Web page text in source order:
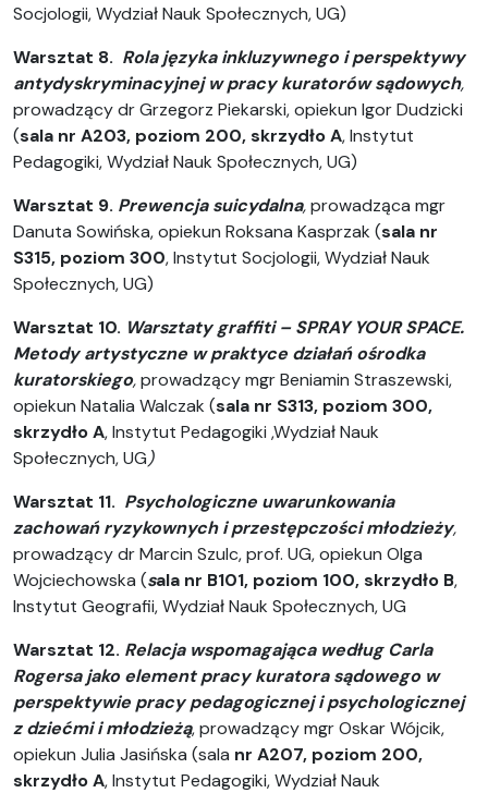
Socjologii, Wydział Nauk Społecznych, UG)
Warsztat 8. Rola języka inkluzywnego i perspektywy
antydyskryminacyjnej w pracy kuratorów sądowych,
prowadzący dr Grzegorz Piekarski, opiekun Igor Dudzicki
(sala nr A203, poziom 200, skrzydło A, Instytut
Pedagogiki, Wydział Nauk Społecznych, UG)
Warsztat 9. Prewencja suicydalna,prowadząca mgr
Danuta Sowińska, opiekun Roksana Kasprzak (sala nr
S315, poziom 300, Instytut Socjologii, Wydział Nauk
Społecznych, UG)
Warsztat 10. Warsztaty graffiti – SPRAY YOUR SPACE.
Metody artystyczne w praktyce działań ośrodka
kuratorskiego,prowadzący mgr Beniamin Straszewski,
opiekun Natalia Walczak (sala nr S313, poziom 300,
skrzydło A, Instytut Pedagogiki ,Wydział Nauk
Społecznych, UG)
Warsztat 11. Psychologiczne uwarunkowania
zachowań ryzykownych i przestępczości młodzieży,
prowadzący dr Marcin Szulc, prof. UG, opiekun Olga
Wojciechowska (sala nr B101, poziom 100, skrzydło B,
Instytut Geografii, Wydział Nauk Społecznych, UG
Warsztat 12. Relacja wspomagająca według Carla
Rogersa jako element pracy kuratora sądowego w
perspektywie pracy pedagogicznej i psychologicznej
z dziećmi i młodzieżą, prowadzący mgr Oskar Wójcik,
opiekun Julia Jasińska (sala nr A207, poziom 200,
skrzydło A, Instytut Pedagogiki, Wydział Nauk